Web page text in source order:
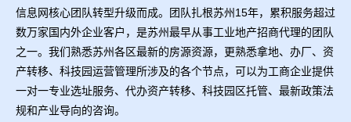
信息网核心团队转型升级而成。团队扎根苏州15年，累积服务超过
数万家国内外企业客户，是苏州最早从事工业地产招商代理的团队
之一。我们熟悉苏州各区最新的房源资源，更熟悉拿地、办厂、资
产转移、科技园运营管理所涉及的各个节点，可以为工商企业提供
一对一专业选址服务、代办资产转移、科技园区托管、最新政策法
规和产业导向的咨询。